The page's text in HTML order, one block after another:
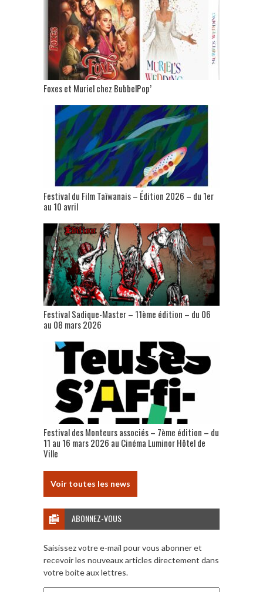
Foxes et Muriel chez BubbelPop’
Festival du Film Taïwanais – Édition 2026 – du 1er
au 10 avril
Festival Sadique-Master – 11ème édition – du 06
au 08 mars 2026
Festival des Monteurs associés – 7ème édition – du
11 au 16 mars 2026 au Cinéma Luminor Hôtel de
Ville
Voir toutes les news
ABONNEZ-VOUS
Saisissez votre e-mail pour vous abonner et
recevoir les nouveaux articles directement dans
votre boite aux lettres.